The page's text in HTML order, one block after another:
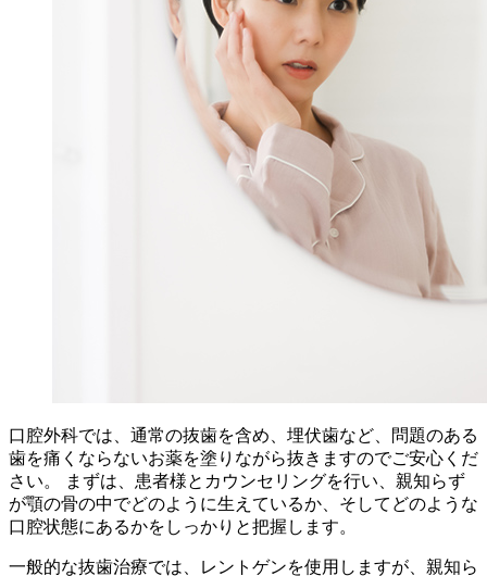
口腔外科では、通常の抜歯を含め、埋伏歯など、問題のある
歯を痛くならないお薬を塗りながら抜きますのでご安心くだ
さい。 まずは、患者様とカウンセリングを行い、親知らず
が顎の骨の中でどのように生えているか、そしてどのような
口腔状態にあるかをしっかりと把握します。
一般的な抜歯治療では、レントゲンを使用しますが、親知ら